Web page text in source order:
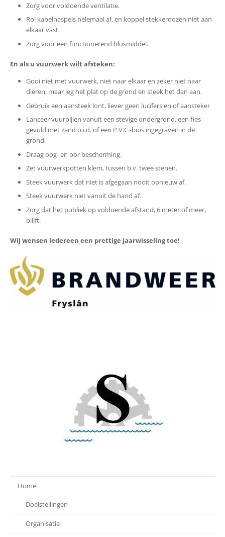
Zorg voor voldoende ventilatie.
Rol kabelhaspels helemaal af, en koppel stekkerdozen niet aan
elkaar vast.
Zorg voor een functionerend blusmiddel.
En als u vuurwerk wilt afsteken:
Gooi niet met vuurwerk, niet naar elkaar en zeker niet naar
dieren, maar leg het plat op de grond en steek het dan aan.
Gebruik een aansteek lont, liever geen lucifers en of aansteker
Lanceer vuurpijlen vanuit een stevige ondergrond, een fles
gevuld met zand o.i.d. of een P.V.C.-buis ingegraven in de
grond.
Draag oog- en oor bescherming.
Zet vuurwerkpotten klem, tussen b.v. twee stenen.
Steek vuurwerk dat niet is afgegaan nooit opnieuw af.
Steek vuurwerk niet vanuit de hand af.
Zorg dat het publiek op voldoende afstand, 6 meter of meer,
blijft.
Wij wensen iedereen een prettige jaarwisseling toe!
Home
Doelstellingen
Organisatie